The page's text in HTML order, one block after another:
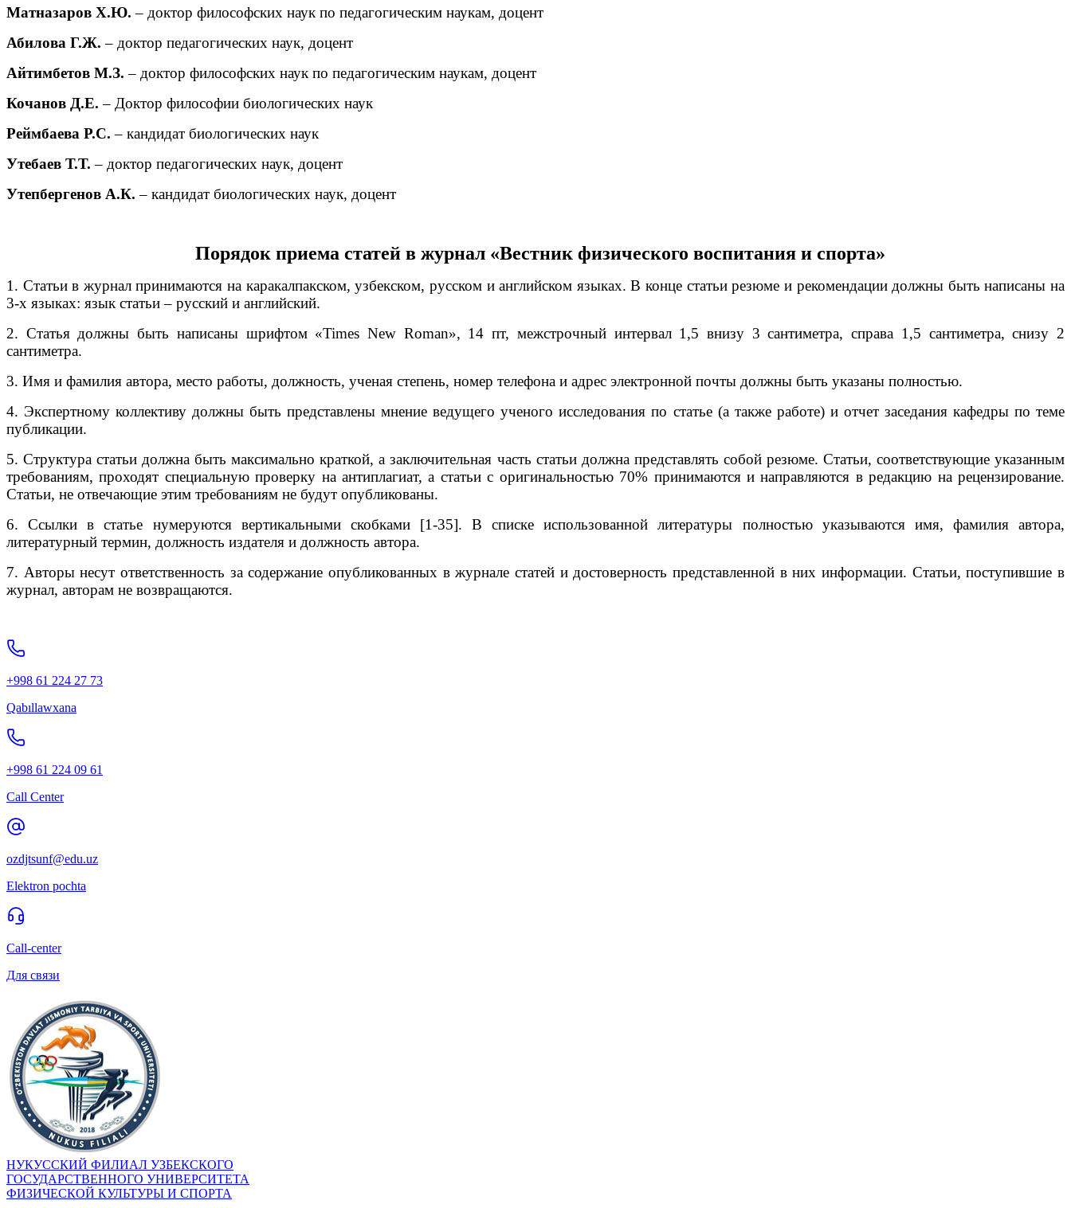
Матназаров Х.Ю. – доктор философских наук по педагогическим наукам, доцент
Абилова Г.Ж. – доктор педагогических наук, доцент
Айтимбетов М.З. – доктор философских наук по педагогическим наукам, доцент
Кочанов Д.Е. – Доктор философии биологических наук
Реймбаева Р.С. – кандидат биологических наук
Утебаев Т.Т. – доктор педагогических наук, доцент
Утепбергенов А.К. – кандидат биологических наук, доцент
Порядок приема статей в журнал «Вестник физического воспитания и спорта»
1. Статьи в журнал принимаются на каракалпакском, узбекском, русском и английском языках. В конце статьи резюме и рекомендации должны быть написаны на
3-х языках: язык статьи – русский и английский.
2. Статья должны быть написаны шрифтом «Times New Roman», 14 пт, межстрочный интервал 1,5 внизу 3 сантиметра, справа 1,5 сантиметра, снизу 2
сантиметра.
3. Имя и фамилия автора, место работы, должность, ученая степень, номер телефона и адрес электронной почты должны быть указаны полностью.
4. Экспертному коллективу должны быть представлены мнение ведущего ученого исследования по статье (а также работе) и отчет заседания кафедры по теме
публикации.
5. Структура статьи должна быть максимально краткой, а заключительная часть статьи должна представлять собой резюме. Статьи, соответствующие указанным
требованиям, проходят специальную проверку на антиплагиат, а статьи с оригинальностью 70% принимаются и направляются в редакцию на рецензирование.
Статьи, не отвечающие этим требованиям не будут опубликованы.
6. Ссылки в статье нумеруются вертикальными скобками [1-35]. В списке использованной литературы полностью указываются имя, фамилия автора,
литературный термин, должность издателя и должность автора.
7. Авторы несут ответственность за содержание опубликованных в журнале статей и достоверность представленной в них информации. Статьи, поступившие в
журнал, авторам не возвращаются.
+998 61 224 27 73
Qabıllawxana
+998 61 224 09 61
Call Center
ozdjtsunf@edu.uz
Elektron pochta
Call-center
Для связи
НУКУССКИЙ ФИЛИАЛ УЗБЕКСКОГО
ГОСУДАРСТВЕННОГО УНИВЕРСИТЕТА
ФИЗИЧЕСКОЙ КУЛЬТУРЫ И СПОРТА